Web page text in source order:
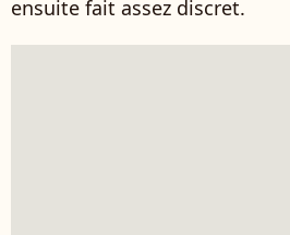
ensuite fait assez discret.